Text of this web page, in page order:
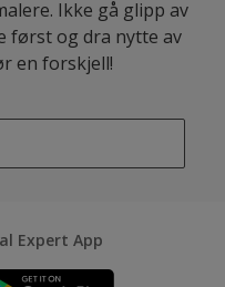
Ikke gå glipp av
først og dra nytte av
en forskjell!
Expert App